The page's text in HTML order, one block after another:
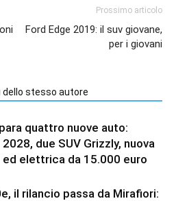
Prossimo articolo
Ford Edge 2019: il suv giovane,
per i giovani
dello stesso autore
quattro nuove auto:
2028, due SUV Grizzly, nuova
ed elettrica da 15.000 euro
il rilancio passa da Mirafiori: